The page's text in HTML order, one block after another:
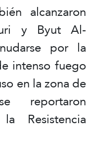
alcanzaron
y Byut Al-
por la
intenso fuego
en la zona de
reportaron
Resistencia